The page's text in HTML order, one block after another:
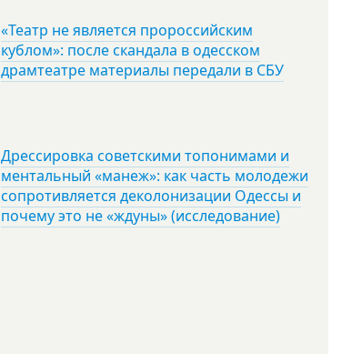
«Театр не является пророссийским
кублом»: после скандала в одесском
драмтеатре материалы передали в СБУ
Дрессировка советскими топонимами и
ментальный «манеж»: как часть молодежи
сопротивляется деколонизации Одессы и
почему это не «ждуны» (исследование)